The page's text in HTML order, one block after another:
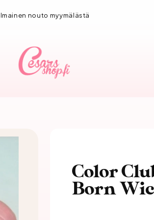
1-3 vuorokauden toimitus!
Color
Born